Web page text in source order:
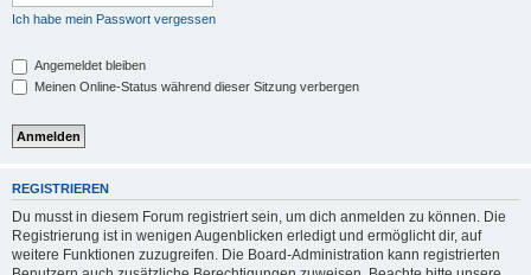
Ich habe mein Passwort vergessen
Angemeldet bleiben
Meinen Online-Status während dieser Sitzung verbergen
REGISTRIEREN
Du musst in diesem Forum registriert sein, um dich anmelden zu können. Die
Registrierung ist in wenigen Augenblicken erledigt und ermöglicht dir, auf
weitere Funktionen zuzugreifen. Die Board-Administration kann registrierten